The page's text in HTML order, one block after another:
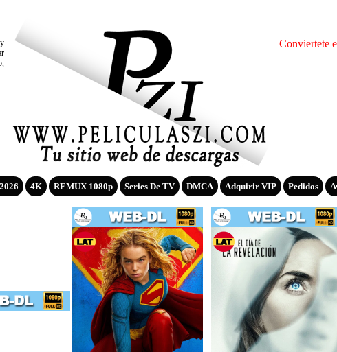
Conviertete
4K REMUX 1080p Series De TV DMCA Adquirir VIP Pedidos